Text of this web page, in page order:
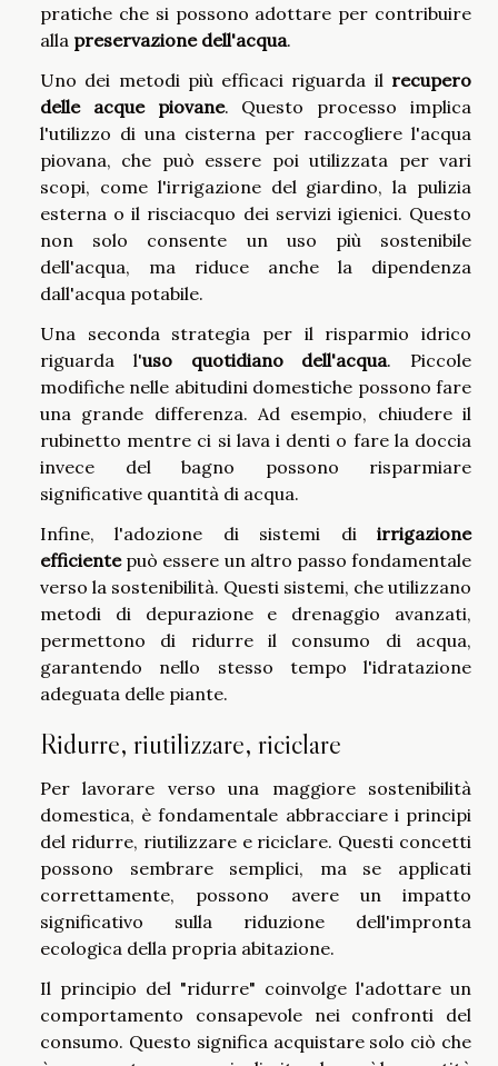
pratiche che si possono adottare per contribuire
alla preservazione dell'acqua.
Uno dei metodi più efficaci riguarda il recupero
delle acque piovane. Questo processo implica
l'utilizzo di una cisterna per raccogliere l'acqua
piovana, che può essere poi utilizzata per vari
scopi, come l'irrigazione del giardino, la pulizia
esterna o il risciacquo dei servizi igienici. Questo
non solo consente un uso più sostenibile
dell'acqua, ma riduce anche la dipendenza
dall'acqua potabile.
Una seconda strategia per il risparmio idrico
riguarda l'uso quotidiano dell'acqua. Piccole
modifiche nelle abitudini domestiche possono fare
una grande differenza. Ad esempio, chiudere il
rubinetto mentre ci si lava i denti o fare la doccia
invece del bagno possono risparmiare
significative quantità di acqua.
Infine, l'adozione di sistemi di irrigazione
efficientepuò essere un altro passo fondamentale
verso la sostenibilità. Questi sistemi, che utilizzano
metodi di depurazione e drenaggio avanzati,
permettono di ridurre il consumo di acqua,
garantendo nello stesso tempo l'idratazione
adeguata delle piante.
Ridurre, riutilizzare, riciclare
Per lavorare verso una maggiore sostenibilità
domestica, è fondamentale abbracciare i principi
del ridurre, riutilizzare e riciclare. Questi concetti
possono sembrare semplici, ma se applicati
correttamente, possono avere un impatto
significativo sulla riduzione dell'impronta
ecologica della propria abitazione.
Il principio del "ridurre" coinvolge l'adottare un
comportamento consapevole nei confronti del
consumo. Questo significa acquistare solo ciò che